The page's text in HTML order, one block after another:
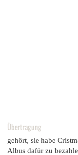
Übertragung
gehört, sie habe
Albus dafür zu